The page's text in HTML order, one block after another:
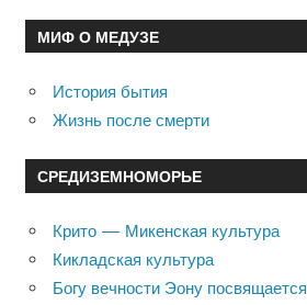
МИФ О МЕДУЗЕ
История бытия
Жизнь после смерти
СРЕДИЗЕМНОМОРЬЕ
Крито — Микенская культура
Кикладская культура
Богу вечности Эону посвящается